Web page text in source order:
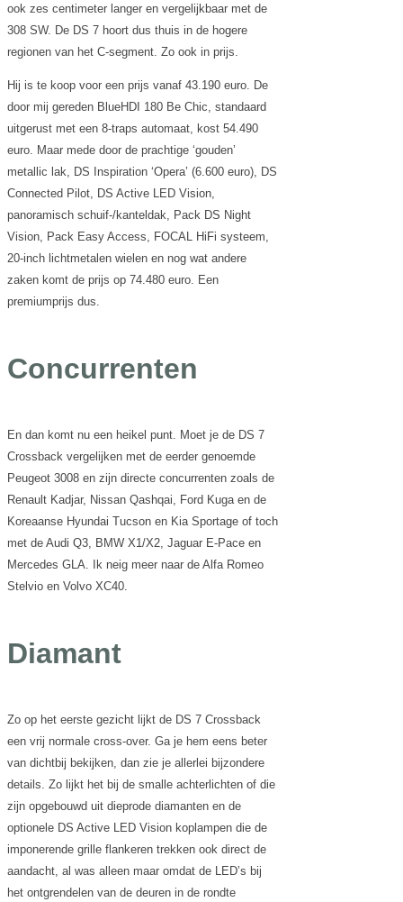
ook zes centimeter langer en vergelijkbaar met de
308 SW. De DS 7 hoort dus thuis in de hogere
regionen van het C-segment. Zo ook in prijs.
Hij is te koop voor een prijs vanaf 43.190 euro. De
door mij gereden BlueHDI 180 Be Chic, standaard
uitgerust met een 8-traps automaat, kost 54.490
euro. Maar mede door de prachtige ‘gouden’
metallic lak, DS Inspiration ‘Opera’ (6.600 euro), DS
Connected Pilot, DS Active LED Vision,
panoramisch schuif-/kanteldak, Pack DS Night
Vision, Pack Easy Access, FOCAL HiFi systeem,
20-inch lichtmetalen wielen en nog wat andere
zaken komt de prijs op 74.480 euro. Een
premiumprijs dus.
Concurrenten
En dan komt nu een heikel punt. Moet je de DS 7
Crossback vergelijken met de eerder genoemde
Peugeot 3008 en zijn directe concurrenten zoals de
Renault Kadjar, Nissan Qashqai, Ford Kuga en de
Koreaanse Hyundai Tucson en Kia Sportage of toch
met de Audi Q3, BMW X1/X2, Jaguar E-Pace en
Mercedes GLA. Ik neig meer naar de Alfa Romeo
Stelvio en Volvo XC40.
Diamant
Zo op het eerste gezicht lijkt de DS 7 Crossback
een vrij normale cross-over. Ga je hem eens beter
van dichtbij bekijken, dan zie je allerlei bijzondere
details. Zo lijkt het bij de smalle achterlichten of die
zijn opgebouwd uit dieprode diamanten en de
optionele DS Active LED Vision koplampen die de
imponerende grille flankeren trekken ook direct de
aandacht, al was alleen maar omdat de LED’s bij
het ontgrendelen van de deuren in de rondte